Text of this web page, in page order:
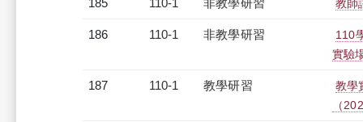
185 110-1 非教學研習 教師
186 110-1 非教學研習
110
實驗
187 110-1 教學研習
教學
（